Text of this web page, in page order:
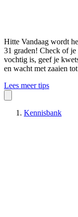
Hitte Vandaag wordt
31 graden! Check of
vochtig is, geef je
en wacht met zaaien
Lees meer tips
Kennisbank